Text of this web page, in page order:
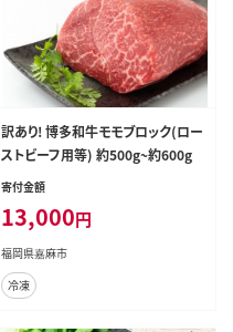
訳あり! 博多和牛モモブロック(ロー
ストビーフ用等) 約500g~約600g
寄付金額
13,000円
福岡県嘉麻市
冷凍